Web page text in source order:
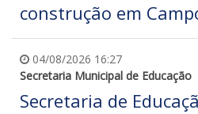
construção em
04/08/2026 16:27
Secretaria Municipal de Educação
Secretaria de